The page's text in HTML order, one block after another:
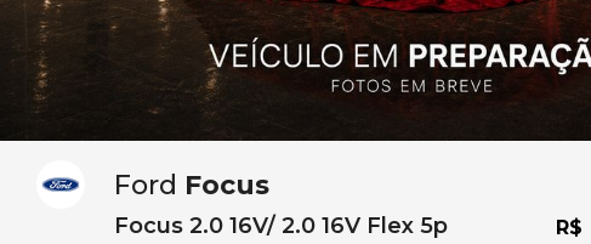
Ford Focus
Focus 2.0 16V/ 2.0 16V Flex 5p R$